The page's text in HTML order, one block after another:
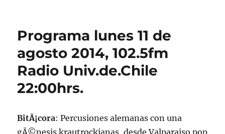
de
Programa lunes 11 de
agosto 2014, 102.5fm
Radio Univ.de.Chile
22:00hrs.
BitÃ¡cora: Percusiones alemanas con una
gÃ©nesis krautrockianas, desde Valparaiso pop